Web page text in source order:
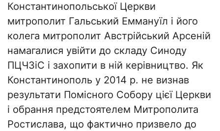
Константинопольської Церкви
митрополит Гальський Еммануїл і його
колега митрополит Австрійський Арсеній
намагалися увійти до складу Синоду
ПЦЧЗіС і захопити в ній керівництво. Як
Константинополь у 2014 р. не визнав
результати Помісного Собору цієї Церкви
і обрання предстоятелем Митрополита
Ростислава, що фактично призвело до